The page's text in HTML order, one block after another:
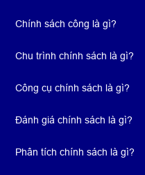
Chính sách công là gì?
Chu trình chính sách là gì?
Công cụ chính sách là gì?
Đánh giá chính sách là gì?
Phân tích chính sách là gì?